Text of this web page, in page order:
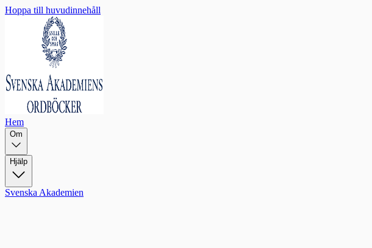
Hoppa till huvudinnehåll
Hem
Om
Hjälp
Svenska Akademien